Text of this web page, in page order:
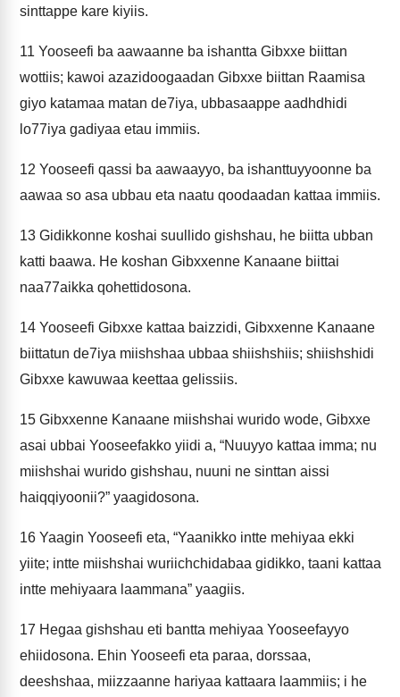
sinttappe kare kiyiis.
11 Yooseefi ba aawaanne ba ishantta Gibxxe biittan
wottiis; kawoi azazidoogaadan Gibxxe biittan Raamisa
giyo katamaa matan de7iya, ubbasaappe aadhdhidi
lo77iya gadiyaa etau immiis.
12 Yooseefi qassi ba aawaayyo, ba ishanttuyyoonne ba
aawaa so asa ubbau eta naatu qoodaadan kattaa immiis.
13 Gidikkonne koshai suullido gishshau, he biitta ubban
katti baawa. He koshan Gibxxenne Kanaane biittai
naa77aikka qohettidosona.
14 Yooseefi Gibxxe kattaa baizzidi, Gibxxenne Kanaane
biittatun de7iya miishshaa ubbaa shiishshiis; shiishshidi
Gibxxe kawuwaa keettaa gelissiis.
15 Gibxxenne Kanaane miishshai wurido wode, Gibxxe
asai ubbai Yooseefakko yiidi a, “Nuuyyo kattaa imma; nu
miishshai wurido gishshau, nuuni ne sinttan aissi
haiqqiyoonii?” yaagidosona.
16 Yaagin Yooseefi eta, “Yaanikko intte mehiyaa ekki
yiite; intte miishshai wuriichchidabaa gidikko, taani kattaa
intte mehiyaara laammana” yaagiis.
17 Hegaa gishshau eti bantta mehiyaa Yooseefayyo
ehiidosona. Ehin Yooseefi eta paraa, dorssaa,
deeshshaa, miizzaanne hariyaa kattaara laammiis; i he